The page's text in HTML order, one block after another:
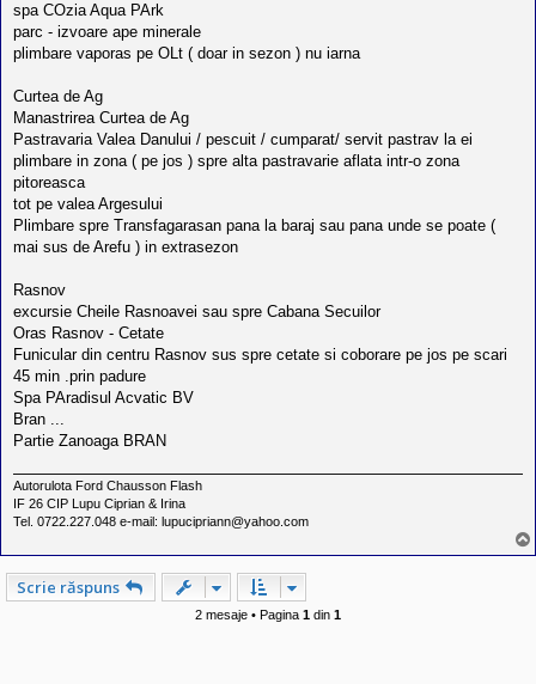
spa COzia Aqua PArk
parc - izvoare ape minerale
plimbare vaporas pe OLt ( doar in sezon ) nu iarna
Curtea de Ag
Manastrirea Curtea de Ag
Pastravaria Valea Danului / pescuit / cumparat/ servit pastrav la ei
plimbare in zona ( pe jos ) spre alta pastravarie aflata intr-o zona
pitoreasca
tot pe valea Argesului
Plimbare spre Transfagarasan pana la baraj sau pana unde se poate (
mai sus de Arefu ) in extrasezon
Rasnov
excursie Cheile Rasnoavei sau spre Cabana Secuilor
Oras Rasnov - Cetate
Funicular din centru Rasnov sus spre cetate si coborare pe jos pe scari
45 min .prin padure
Spa PAradisul Acvatic BV
Bran ...
Partie Zanoaga BRAN
Autorulota Ford Chausson Flash
IF 26 CIP Lupu Ciprian & Irina
Tel. 0722.227.048 e-mail: lupucipriann@yahoo.com
Scrie răspuns
2 mesaje • Pagina 1 din 1